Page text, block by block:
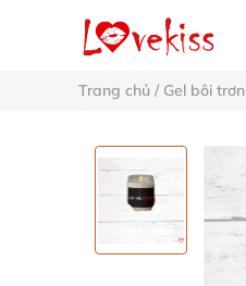
Trang chủ / Gel bôi trơn